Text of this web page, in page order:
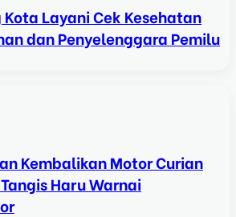
Layani Cek Kesehatan
dan Penyelenggara Pemilu
Kembalikan Motor Curian
Haru Warnai